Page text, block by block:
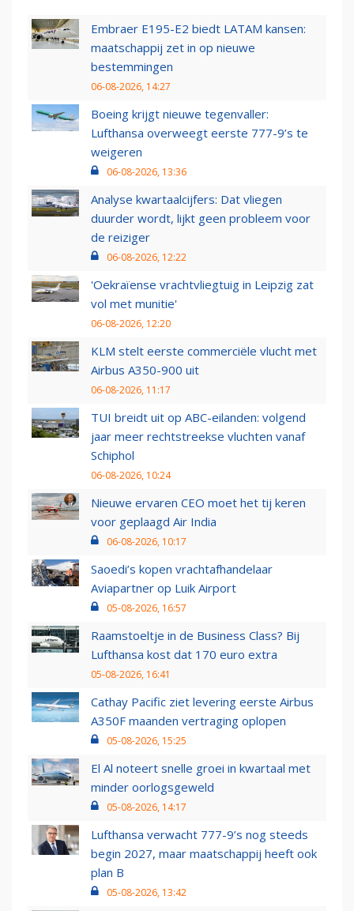
Embraer E195-E2 biedt LATAM kansen:
maatschappij zet in op nieuwe
bestemmingen
06-08-2026, 14:27
Boeing krijgt nieuwe tegenvaller:
Lufthansa overweegt eerste 777-9’s te
weigeren
06-08-2026, 13:36
Analyse kwartaalcijfers: Dat vliegen
duurder wordt, lijkt geen probleem voor
de reiziger
06-08-2026, 12:22
'Oekraïense vrachtvliegtuig in Leipzig zat
vol met munitie'
06-08-2026, 12:20
KLM stelt eerste commerciële vlucht met
Airbus A350-900 uit
06-08-2026, 11:17
TUI breidt uit op ABC-eilanden: volgend
jaar meer rechtstreekse vluchten vanaf
Schiphol
06-08-2026, 10:24
Nieuwe ervaren CEO moet het tij keren
voor geplaagd Air India
06-08-2026, 10:17
Saoedi’s kopen vrachtafhandelaar
Aviapartner op Luik Airport
05-08-2026, 16:57
Raamstoeltje in de Business Class? Bij
Lufthansa kost dat 170 euro extra
05-08-2026, 16:41
Cathay Pacific ziet levering eerste Airbus
A350F maanden vertraging oplopen
05-08-2026, 15:25
El Al noteert snelle groei in kwartaal met
minder oorlogsgeweld
05-08-2026, 14:17
Lufthansa verwacht 777-9’s nog steeds
begin 2027, maar maatschappij heeft ook
plan B
05-08-2026, 13:42